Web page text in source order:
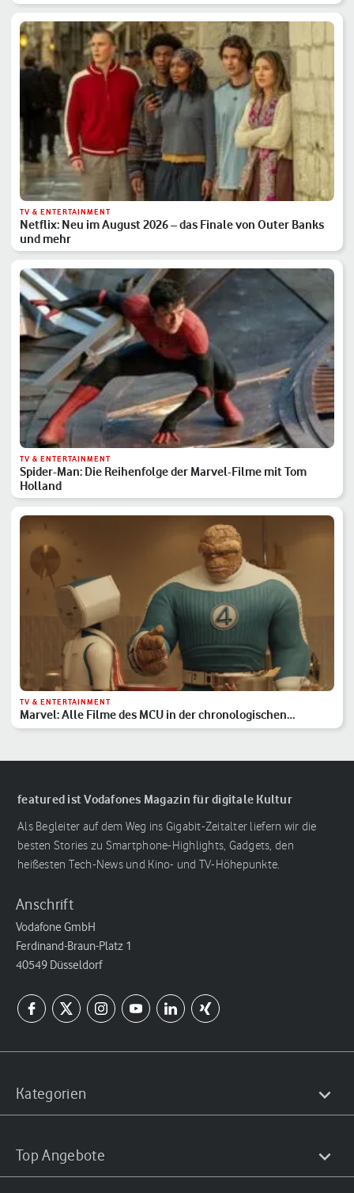
TV & ENTERTAINMENT
Netflix: Neu im August 2026 – das Finale von Outer Banks
und mehr
TV & ENTERTAINMENT
Spider-Man: Die Reihenfolge der Marvel-Filme mit Tom
Holland
TV & ENTERTAINMENT
Marvel: Alle Filme des MCU in der chronologischen
Reihenfolge
featured ist Vodafones Magazin für digitale Kultur
Als Begleiter auf dem Weg ins Gigabit-Zeitalter liefern wir die
besten Stories zu Smartphone-Highlights, Gadgets, den
heißesten Tech-News und Kino- und TV-Höhepunkte.
Anschrift
Vodafone GmbH
Ferdinand-Braun-Platz 1
40549 Düsseldorf
Kategorien
Top Angebote